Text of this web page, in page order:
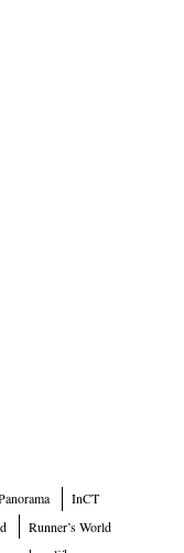
InCT
Runner’s World